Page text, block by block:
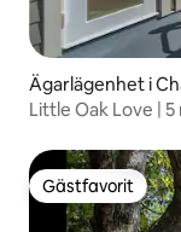
Ägarlägenhet i
Little Oak Love |
Gästfavorit
Gästfavorit